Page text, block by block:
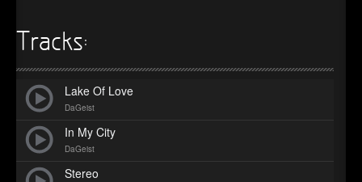
►
Tracks:
Lake Of Love
DaGeist
In My City
DaGeist
Stereo